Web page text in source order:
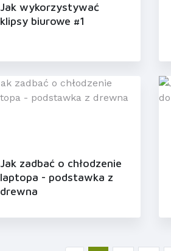
Jak wykorzystywać
klipsy biurowe #1
Jak zadbać o chłodzenie
laptopa - podstawka z
drewna